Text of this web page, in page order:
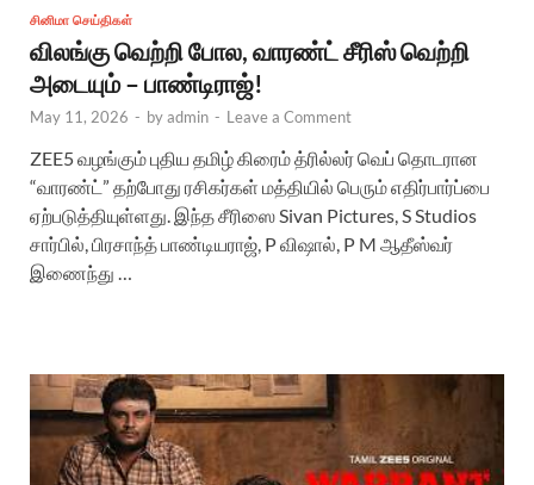
சினிமா செய்திகள்
விலங்கு வெற்றி போல, வாரண்ட் சீரிஸ் வெற்றி
அடையும் – பாண்டிராஜ்!
May 11, 2026 - byadmin - Leave a Comment
ZEE5 வழங்கும் புதிய தமிழ் கிரைம் த்ரில்லர் வெப் தொடரான
“வாரண்ட்” தற்போது ரசிகர்கள் மத்தியில் பெரும் எதிர்பார்ப்பை
ஏற்படுத்தியுள்ளது. இந்த சீரிஸை Sivan Pictures, S Studios
சார்பில், பிரசாந்த் பாண்டியராஜ், P விஷால், P M ஆதீஸ்வர்
இணைந்து …